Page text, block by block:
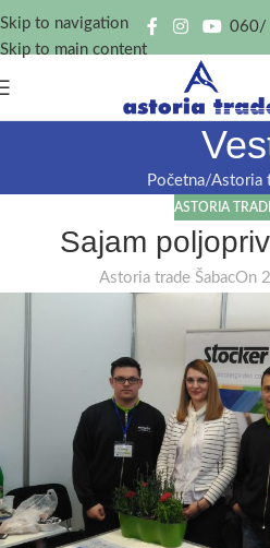
Skip to navigation
Skip to main content
060/
Početna Astoria
ASTORIA
Sajam
Astoria trade ŠabacOn